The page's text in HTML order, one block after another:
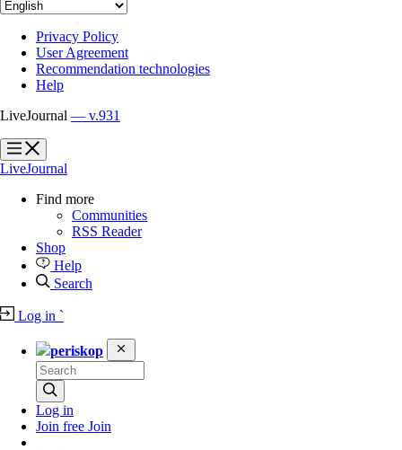
Privacy Policy
User Agreement
Recommendation technologies
Help
LiveJournal — v.931
?
?
LiveJournal
Find more
Communities
RSS Reader
Shop
Help
Search
Log in `
periskop
Log in
Join free Join